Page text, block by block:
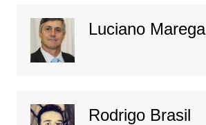
Luciano Marega
Rodrigo Brasil